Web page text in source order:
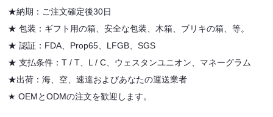
★納期：ご注文確定後30日
★包装：ギフト用の箱、安全な包装、木箱、ブリキの箱、等。
★認証：FDA、Prop65、LFGB、SGS
★支払条件：T / T、L / C、ウェスタンユニオン、マネーグラム
★出荷：海、空、速達およびあなたの運送業者
★OEMとODMの注文を歓迎します。